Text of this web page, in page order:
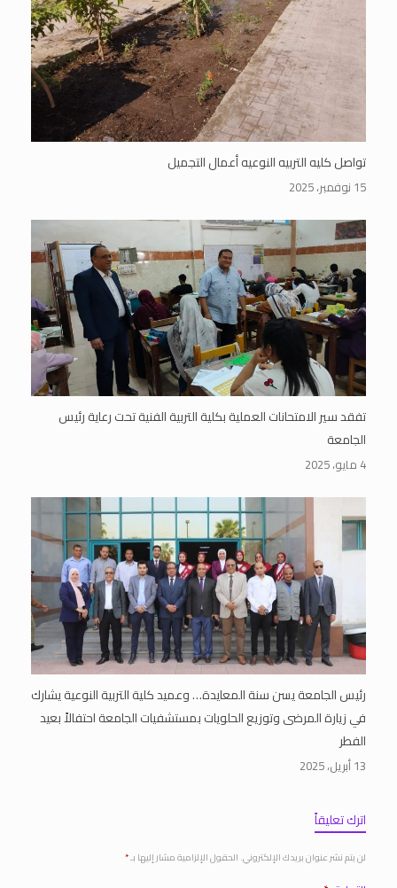
تواصل كليه التربيه النوعيه أعمال التجميل
15 نوفمبر، 2025
تفقد سير الامتحانات العملية بكلية التربية الفنية تحت رعاية رئيس
الجامعة
4 مايو، 2025
رئيس الجامعة يسن سنة المعايدة… وعميد كلية التربية النوعية يشارك
في زيارة المرضى وتوزيع الحلويات بمستشفيات الجامعة احتفالاً بعيد
الفطر
13 أبريل، 2025
اترك تعليقاً
لن يتم نشر عنوان بريدك الإلكتروني. الحقول الإلزامية مشار إليها بـ*